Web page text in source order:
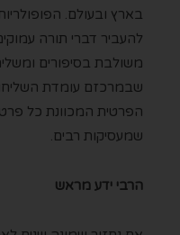
בארץ ובעולם.
להעביר דברי תורה
משולבת בסיפורים
שבמרכזם עומדת
הפרטית המכוונת כל פרט
שמעסיקות רבים.
הרבי ידע מראש